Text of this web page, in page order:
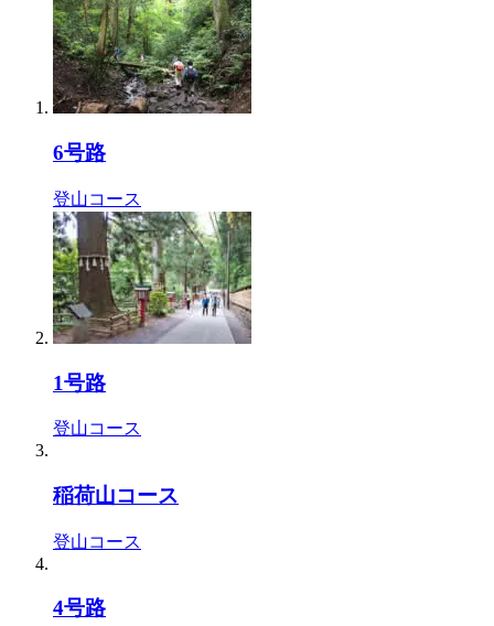
6号路
登山コース
1号路
登山コース
稲荷山コース
登山コース
4号路